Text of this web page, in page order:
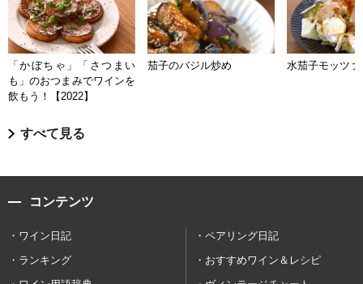
「かぼちゃ」「さつまい
も」のおつまみでワインを
飲もう！【2022】
茄子のバジル炒め 水茄子モッツァ
すべて見る
コンテンツ
ワイン日記
ペアリング日記
ランキング
おすすめワイン＆レシピ